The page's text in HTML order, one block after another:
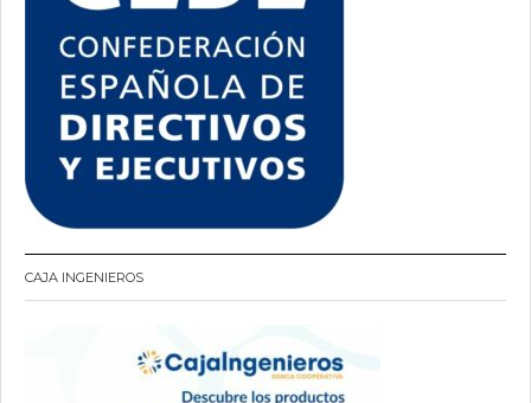
CAJA INGENIEROS